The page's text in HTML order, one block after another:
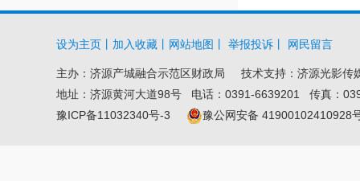
设为主页 加入收藏 网站地图 举报投诉 网民留言
主办： 济源产城融合示范区财政局 技术支持：济源光影
地址：济源黄河大道98号 电话：0391-6639201 传真：
豫ICP备11032340号-3
豫公网安备 41900102410928